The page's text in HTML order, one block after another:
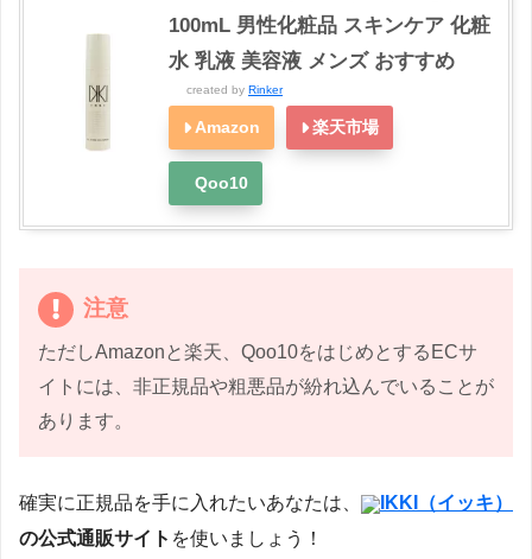
100mL 男性化粧品 スキンケア 化粧
水 乳液 美容液 メンズ おすすめ
created by Rinker
Amazon 楽天市場
Qoo10
注意
ただしAmazonと楽天、Qoo10をはじめとするECサ
イトには、非正規品や粗悪品が紛れ込んでいることが
あります。
確実に正規品を手に入れたいあなたは、
IKKI（イッキ）
の公式通販サイト を使いましょう！